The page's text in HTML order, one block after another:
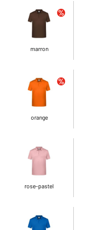
marron
orange
rose-pastel